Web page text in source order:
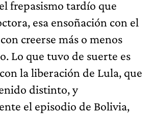
frepasismo tardío que
esa ensoñación con el
creerse más o menos
Lo que tuvo de suerte es
la liberación de Lula, que
distinto, y
el episodio de Bolivia,